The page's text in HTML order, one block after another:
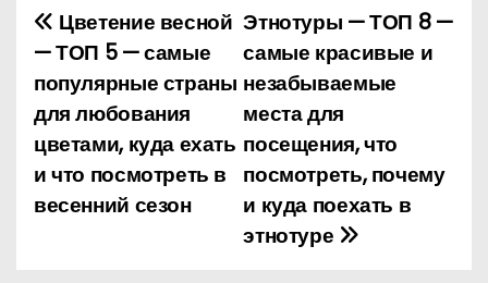
Н
а
в
и
г
Этнотуры — ТОП 8 —
самые красивые и
незабываемые
места для
посещения, что
посмотреть, почему
и куда поехать в
этнотуре
Цветение весной
— ТОП 5 — самые
популярные страны
для любования
цветами, куда ехать
и что посмотреть в
весенний сезон